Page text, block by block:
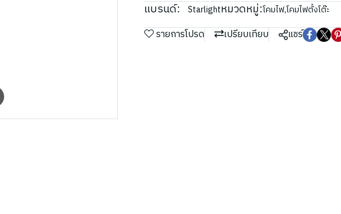
แบรนด์: Starlightหมวดหมู่:โคมไฟ,โคมไฟตั้งโต๊ะ
รายการโปรด เปรียบเทียบ แชร์